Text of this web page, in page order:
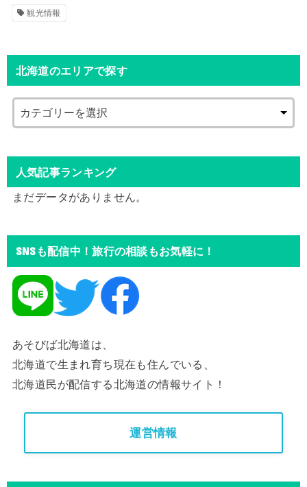
観光情報
北海道のエリアで探す
人気記事ランキング
まだデータがありません。
SNSも配信中！旅行の相談もお気軽に！
あそびば北海道は、
北海道で生まれ育ち現在も住んでいる、
北海道民が配信する北海道の情報サイト！
運営情報